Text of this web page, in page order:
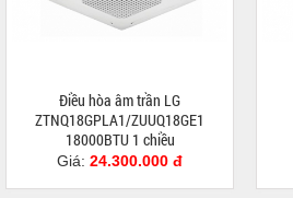
Điều hòa âm trần LG
ZTNQ18GPLA1/ZUUQ18GE1
18000BTU 1 chiều
Giá: 24.300.000 đ